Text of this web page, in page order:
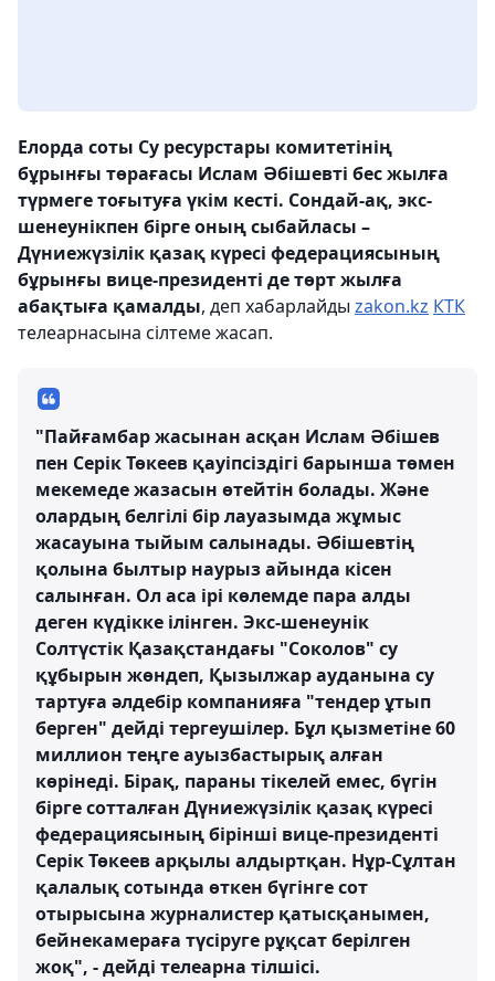
Елорда соты Су ресурстары комитетінің
бұрынғы төрағасы Ислам Әбішевті бес жылға
түрмеге тоғытуға үкім кесті. Сондай-ақ, экс-
шенеунікпен бірге оның сыбайласы –
Дүниежүзілік қазақ күресі федерациясының
бұрынғы вице-президенті де төрт жылға
абақтыға қамалды, деп хабарлайды zakon.kz КТК
телеарнасына сілтеме жасап.
"Пайғамбар жасынан асқан Ислам Әбішев
пен Серік Төкеев қауіпсіздігі барынша төмен
мекемеде жазасын өтейтін болады. Және
олардың белгілі бір лауазымда жұмыс
жасауына тыйым салынады. Әбішевтің
қолына былтыр наурыз айында кісен
салынған. Ол аса ірі көлемде пара алды
деген күдікке ілінген. Экс-шенеунік
Солтүстік Қазақстандағы "Соколов" су
құбырын жөндеп, Қызылжар ауданына су
тартуға әлдебір компанияға "тендер ұтып
берген" дейді тергеушілер. Бұл қызметіне 60
миллион теңге ауызбастырық алған
көрінеді. Бірақ, параны тікелей емес, бүгін
бірге сотталған Дүниежүзілік қазақ күресі
федерациясының бірінші вице-президенті
Серік Төкеев арқылы алдыртқан. Нұр-Сұлтан
қалалық сотында өткен бүгінге сот
отырысына журналистер қатысқанымен,
бейнекамераға түсіруге рұқсат берілген
жоқ", - дейді телеарна тілшісі.